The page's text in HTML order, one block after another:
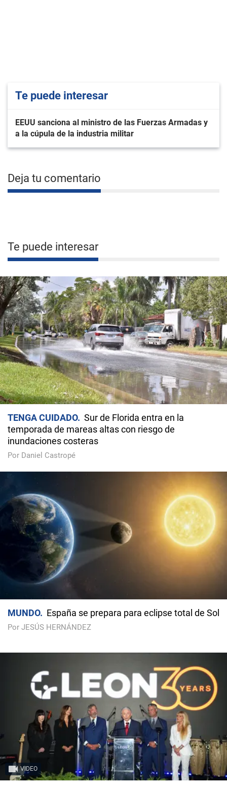
Te puede interesar
EEUU sanciona al ministro de las Fuerzas Armadas y
a la cúpula de la industria militar
Deja tu comentario
Te puede interesar
TENGA CUIDADO
Sur de Florida entra en la
temporada de mareas altas con riesgo de
inundaciones costeras
Por Daniel Castropé
MUNDO España se prepara para eclipse total de Sol
Por JESÚS HERNÁNDEZ
VIDEO